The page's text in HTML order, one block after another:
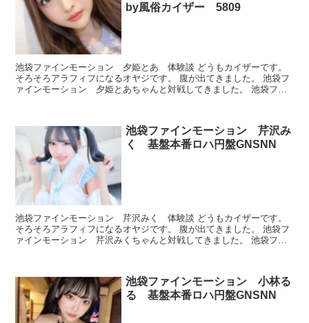
by風俗カイザー 5809
池袋ファインモーション 夕姫とあ 体験談 どうもカイザーです。
そろそろアラフィフになるオヤジです。 腹が出てきました。 池袋フ
ァインモーション 夕姫とあちゃんと対戦してきました。 池袋ファ
池袋ファインモーション 芹沢み
く 基盤本番ロハ円盤GNSNN
池袋ファインモーション 芹沢みく 体験談 どうもカイザーです。
そろそろアラフィフになるオヤジです。 腹が出てきました。 池袋フ
ァインモーション 芹沢みくちゃんと対戦してきました。 池袋ファ
池袋ファインモーション 小林る
る 基盤本番ロハ円盤GNSNN